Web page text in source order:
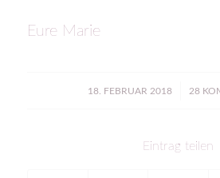
Eure Marie
18. FEBRUAR 2018
/ 28
Eintrag teilen